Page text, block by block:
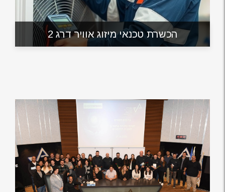
הכשרת טכנאי מיזוג אוויר דרג 2